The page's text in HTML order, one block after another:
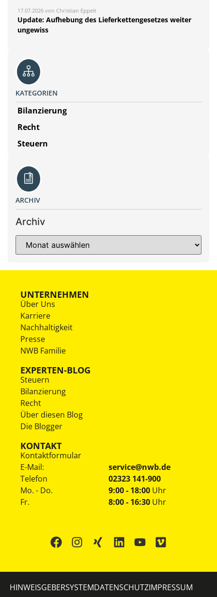
17.07.2026 von Christian Eppelt
Update: Aufhebung des Lieferkettengesetzes weiter
ungewiss
KATEGORIEN
Bilanzierung
Recht
Steuern
ARCHIV
Archiv
UNTERNEHMEN
Über Uns
Karriere
Nachhaltigkeit
Presse
NWB Familie
EXPERTEN-BLOG
Steuern
Bilanzierung
Recht
Über diesen Blog
Die Blogger
KONTAKT
Kontaktformular
E-Mail:
service@nwb.de
Telefon
02323 141-900
Mo. - Do.
Fr.
9:00 - 18:00 Uhr
8:00 - 16:30 Uhr
HINWEISGEBERSYSTEMDATENSCHUTZIMPRESSUM